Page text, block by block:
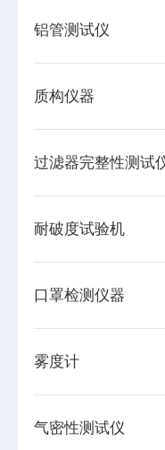
铝管测试仪
质构仪器
过滤器完整性测试
耐破度试验机
口罩检测仪器
雾度计
气密性测试仪